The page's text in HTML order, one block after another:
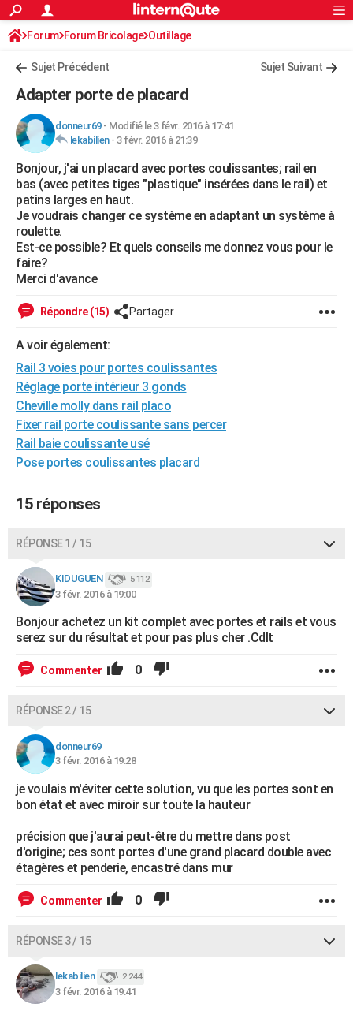
ACTUALITÉS
Politique
Société
Faits Divers
Education
Monde
Villes
+
FINANCE
Retraite
Impôts
Epargne
Immobilier
Risques naturels par ville
Banque
Assurance
Crédit
AUTO
Essais
Réserver un essai
Citadines
Berlines
SUV
Forum auto
+HIGH-TECH
Mobiles
Meilleur smartphone
Internet
Ordinateurs
Jeux vidéo
Guide high-tech
+BRICOLAGE
Forum
Aménagement intérieur
Extérieur
Cuisine
Salle de bains
Jardinage
Rangement
WEEK-END
Guides de France
Escapades
Patrimoine
Expositions
Musées
Week-end nature
+LIFESTYLE
Art de vivre
Bien-être
Loisirs
Mode
Modes de vie
SANTE
VOYAGE
Destinations
City break
Voyage nature
Voyage de noces
Forum
Climat
PHOTO
GUIDES D'ACHAT
BONS PLANS
CARTE DE VOEUX
Carte de Noël
Carte Bonne année
Carte Saint-Valentin
Carte Pâques
Carte d'anniversaire
DICTIONNAIRE
S'inscrire
Se connecter
Lycées
Collèges
Primaires
Universités
Entreprises
Service militaire
Avis de recherche
AVIS DE DÉCÈS
FORUM
S'inscrire
Connexion
Forum Forum Bricolage Outillage
Sujet Précédent Sujet Suivant
Adapter porte de placard
donneur69- Modifié le 3 févr. 2016 à 17:41
lekabilien- 3 févr. 2016 à 21:39
Bonjour, j'ai un placard avec portes coulissantes; rail en
bas (avec petites tiges "plastique" insérées dans le rail) et
patins larges en haut.
Je voudrais changer ce système en adaptant un système à
roulette.
Est-ce possible? Et quels conseils me donnez vous pour le
faire?
Merci d'avance
Répondre (15) Partager
A voir également:
Rail 3 voies pour portes coulissantes
Réglage porte intérieur 3 gonds
Cheville molly dans rail placo
Fixer rail porte coulissante sans percer
Rail baie coulissante usé
Pose portes coulissantes placard
15 réponses
RÉPONSE 1 / 15
KIDUGUEN 5 112
3 févr. 2016 à 19:00
Bonjour achetez un kit complet avec portes et rails et vous
serez sur du résultat et pour pas plus cher .Cdlt
Commenter 0
RÉPONSE 2 / 15
donneur69
3 févr. 2016 à 19:28
je voulais m'éviter cette solution, vu que les portes sont en
bon état et avec miroir sur toute la hauteur
précision que j'aurai peut-être du mettre dans post
d'origine; ces sont portes d'une grand placard double avec
étagères et penderie, encastré dans mur
Commenter 0
RÉPONSE 3 / 15
lekabilien 2 244
3 févr. 2016 à 19:41